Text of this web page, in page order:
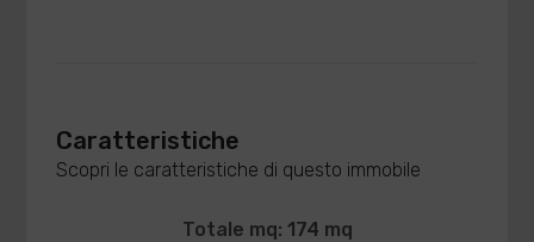
Caratteristiche
Scopri le caratteristiche di questo immobile
Totale mq: 174 mq